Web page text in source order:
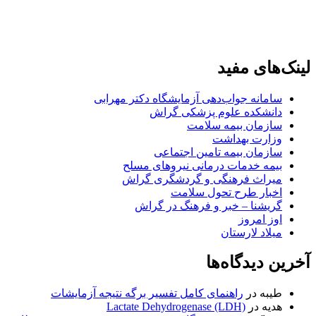
لینک‌های مفید
سامانه جواب‌دهی آزمایشگاه دکتر مهرابی
دانشکده علوم پزشکی گراش
سازمان بیمه سلامت
وزارت بهداشت
سازمان بیمه تامین اجتماعی
بیمه خدمات درمانی نیروهای مسلح
میراث فرهنگی و گردشگری گراش
اخبار طرح تحول سلامت
گریشنا – خبر و فرهنگ در گراش
اوز امروز
میلاد لارستان
آخرین دیدگاه‌ها
طیبه در راهنمای کامل تفسیر برگه نتیجه آزمایشات
هدیه در Lactate Dehydrogenase (LDH)